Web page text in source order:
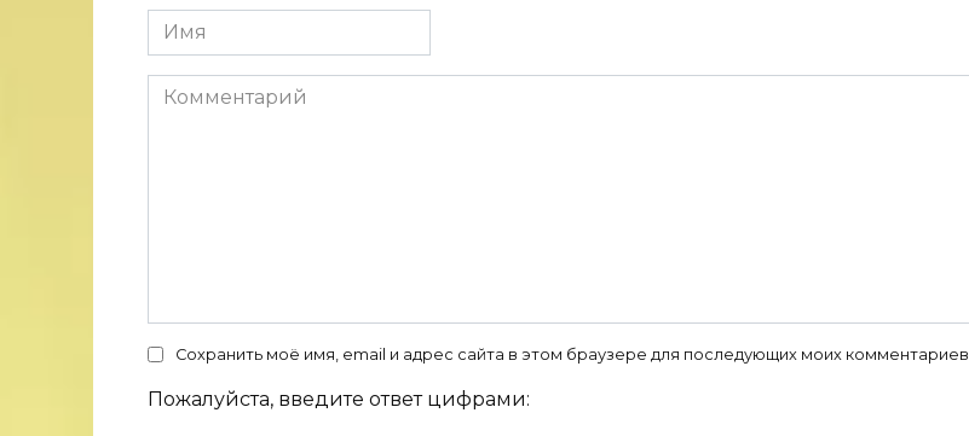
Имя
Комментарий
Сохранить моё имя, email и адрес сайта в этом браузере для последующих моих комментариев.
Пожалуйста, введите ответ цифрами: